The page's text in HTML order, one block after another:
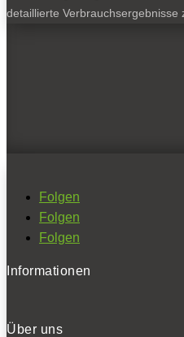
detaillierte Verbrauchsergebnisse
Folgen
Folgen
Folgen
Informationen
Über uns